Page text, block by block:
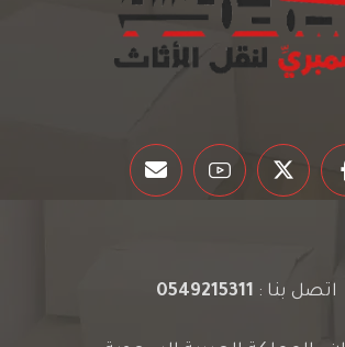
اتصل بنا : 0549215311